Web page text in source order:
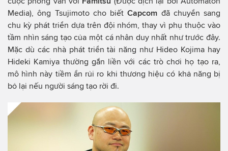
Media), ông Tsujimoto cho biếtCapcom đã chuyển sang
chu kỳ phát triển dựa trên đội nhóm, thay vì phụ thuộc vào
tầm nhìn sáng tạo của một cá nhân duy nhất như trước đây.
Mặc dù các nhà phát triển tài năng như Hideo Kojima hay
Hideki Kamiya thường gắn liền với các trò chơi họ tạo ra,
mô hình này tiềm ẩn rủi ro khi thương hiệu có khả năng bị
bỏ lại nếu người sáng tạo rời đi.